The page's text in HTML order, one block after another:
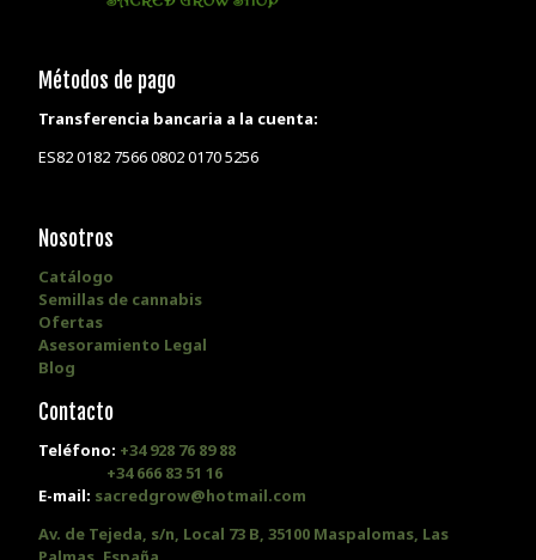
Métodos de pago
Transferencia bancaria a la cuenta:
ES82 0182 7566 0802 0170 5256
Nosotros
Catálogo
Semillas de cannabis
Ofertas
Asesoramiento Legal
Blog
Contacto
Teléfono: +34 928 76 89 88
+34 666 83 51 16
E-mail: sacredgrow@hotmail.com
Av. de Tejeda, s/n, Local 73 B, 35100 Maspalomas, Las